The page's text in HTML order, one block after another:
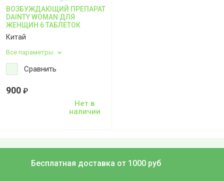
ВОЗБУЖДАЮЩИЙ ПРЕПАРАТ
DAINTY WOMAN ДЛЯ
ЖЕНЩИН 6 ТАБЛЕТОК
Китай
Все параметры
Сравнить
900 ₽
Нет в
наличии
Бесплатная доставка от 1000 руб